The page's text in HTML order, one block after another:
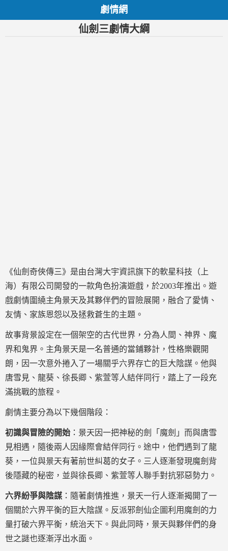
劇情網
仙劍三劇情大綱
《仙劍奇俠傳三》是由台灣大宇資訊旗下的軟星科技（上
海）有限公司開發的一款角色扮演遊戲，於2003年推出。遊
戲劇情圍繞主角景天及其夥伴們的冒險展開，融合了愛情、
友情、家族恩怨以及拯救蒼生的主題。
故事背景設定在一個架空的古代世界，分為人間、神界、魔
界和鬼界。主角景天是一名普通的當鋪夥計，性格樂觀開
朗，因一次意外捲入了一場關乎六界存亡的巨大陰謀。他與
唐雪見、龍葵、徐長卿、紫萱等人結伴同行，踏上了一段充
滿挑戰的旅程。
劇情主要分為以下幾個階段：
初識與冒險的開始 ：景天因一把神秘的劍「魔劍」而與唐雪
見相遇，隨後兩人因緣際會結伴同行。途中，他們遇到了龍
葵，一位與景天有著前世糾葛的女子。三人逐漸發現魔劍背
後隱藏的秘密，並與徐長卿、紫萱等人聯手對抗邪惡勢力。
六界紛爭與陰謀 ：隨著劇情推進，景天一行人逐漸揭開了一
個關於六界平衡的巨大陰謀。反派邪劍仙企圖利用魔劍的力
量打破六界平衡，統治天下。與此同時，景天與夥伴們的身
世之謎也逐漸浮出水面。